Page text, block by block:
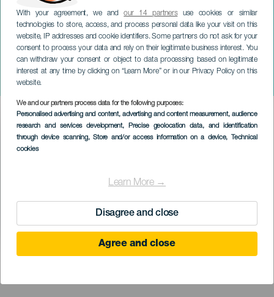
With your agreement, we andour 14 partnersuse cookies or similar
technologies to store, access, and process personal data like your visit on this
website, IP addresses and cookie identifiers. Some partners do not ask for your
consent to process your data and rely on their legitimate business interest. You
can withdraw your consent or object to data processing based on legitimate
interest at any time by clicking on “Learn More” or in our Privacy Policy on this
website.
We and our partners process data for the following purposes:
Personalised advertising and content, advertising and content measurement, audience
research and services development, Precise geolocation data, and identification
through device scanning, Store and/or access information on a device, Technical
cookies
Learn More →
Disagree and close
Agree and close
San Isidro és Santa María de
la Cabeza ünnepségek
GRAN CANARIA
Imagen
Listado